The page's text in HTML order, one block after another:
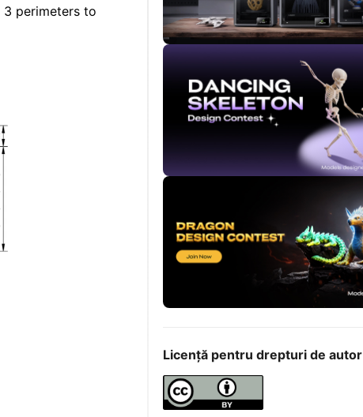
perimeters to
Licență pentru drepturi de autor